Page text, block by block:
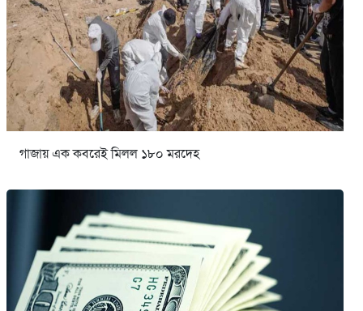
গাজায় এক কবরেই মিলল ১৮০ মরদেহ